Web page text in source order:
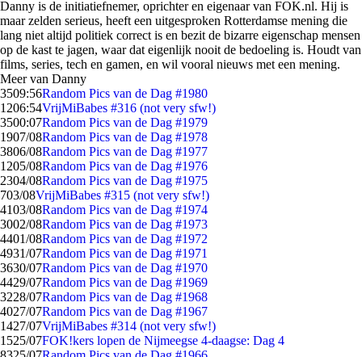
Danny is de initiatiefnemer, oprichter en eigenaar van FOK.nl. Hij is
maar zelden serieus, heeft een uitgesproken Rotterdamse mening die
lang niet altijd politiek correct is en bezit de bizarre eigenschap mensen
op de kast te jagen, waar dat eigenlijk nooit de bedoeling is. Houdt van
films, series, tech en gamen, en wil vooral nieuws met een mening.
Meer van Danny
3509:56Random Pics van de Dag #1980
1206:54VrijMiBabes #316 (not very sfw!)
3500:07Random Pics van de Dag #1979
1907/08Random Pics van de Dag #1978
3806/08Random Pics van de Dag #1977
1205/08Random Pics van de Dag #1976
2304/08Random Pics van de Dag #1975
703/08VrijMiBabes #315 (not very sfw!)
4103/08Random Pics van de Dag #1974
3002/08Random Pics van de Dag #1973
4401/08Random Pics van de Dag #1972
4931/07Random Pics van de Dag #1971
3630/07Random Pics van de Dag #1970
4429/07Random Pics van de Dag #1969
3228/07Random Pics van de Dag #1968
4027/07Random Pics van de Dag #1967
1427/07VrijMiBabes #314 (not very sfw!)
1525/07FOK!kers lopen de Nijmeegse 4-daagse: Dag 4